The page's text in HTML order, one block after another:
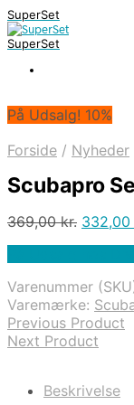
SuperSet
SuperSet
På Udsalg! 10%
Forside / Nyheder
Scubapro
369,00kr. Den
369,00
332,00
Varenummer
Varemærke:
Previous Product
Next Product
Beskrivelse